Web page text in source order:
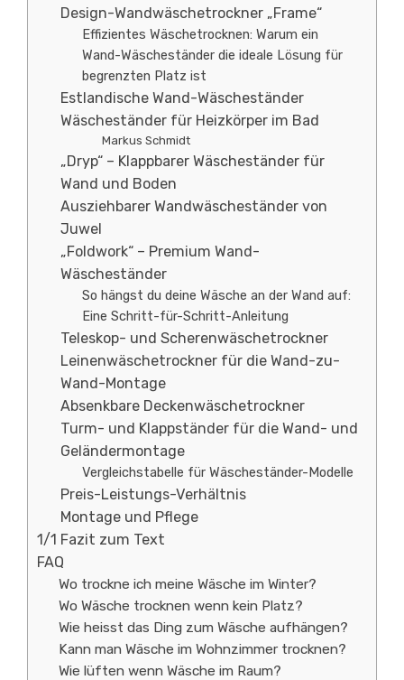
Design-Wandwäschetrockner „Frame“
Effizientes Wäschetrocknen: Warum ein
Wand-Wäscheständer die ideale Lösung für
begrenzten Platz ist
Estlandische Wand-Wäscheständer
Wäscheständer für Heizkörper im Bad
Markus Schmidt
„Dryp“ – Klappbarer Wäscheständer für
Wand und Boden
Ausziehbarer Wandwäscheständer von
Juwel
„Foldwork“ – Premium Wand-
Wäscheständer
So hängst du deine Wäsche an der Wand auf:
Eine Schritt-für-Schritt-Anleitung
Teleskop- und Scherenwäschetrockner
Leinenwäschetrockner für die Wand-zu-
Wand-Montage
Absenkbare Deckenwäschetrockner
Turm- und Klappständer für die Wand- und
Geländermontage
Vergleichstabelle für Wäscheständer-Modelle
Preis-Leistungs-Verhältnis
Montage und Pflege
1/1 Fazit zum Text
FAQ
Wo trockne ich meine Wäsche im Winter?
Wo Wäsche trocknen wenn kein Platz?
Wie heisst das Ding zum Wäsche aufhängen?
Kann man Wäsche im Wohnzimmer trocknen?
Wie lüften wenn Wäsche im Raum?